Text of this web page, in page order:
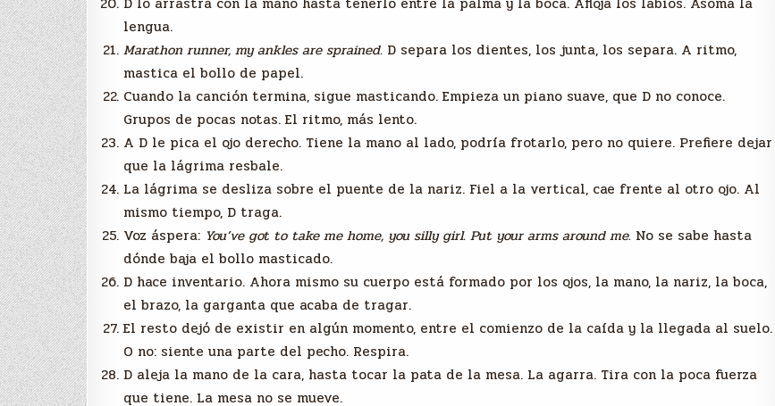
lengua.
Marathon runner, my ankles are sprained. D separa los dientes, los junta, los separa. A ritmo,
mastica el bollo de papel.
Cuando la canción termina, sigue masticando. Empieza un piano suave, que D no conoce.
Grupos de pocas notas. El ritmo, más lento.
A D le pica el ojo derecho. Tiene la mano al lado, podría frotarlo, pero no quiere. Prefiere dejar
que la lágrima resbale.
La lágrima se desliza sobre el puente de la nariz. Fiel a la vertical, cae frente al otro ojo. Al
mismo tiempo, D traga.
Voz áspera: You’ve got to take me home, you silly girl. Put your arms around me. No se sabe hasta
dónde baja el bollo masticado.
D hace inventario. Ahora mismo su cuerpo está formado por los ojos, la mano, la nariz, la boca,
el brazo, la garganta que acaba de tragar.
El resto dejó de existir en algún momento, entre el comienzo de la caída y la llegada al suelo.
O no: siente una parte del pecho. Respira.
D aleja la mano de la cara, hasta tocar la pata de la mesa. La agarra. Tira con la poca fuerza
que tiene. La mesa no se mueve.